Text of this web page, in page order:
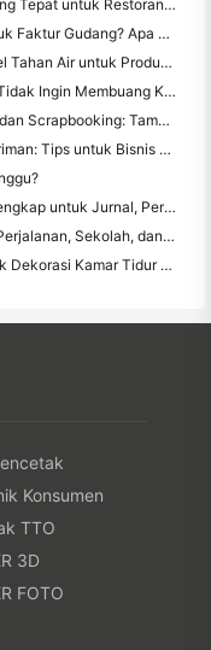
Cara Memilih Perangkat Lunak Restoran yang Tepat untuk Restoran Kecil atau Midsize Anda
Apakah Anda Butuh Printer A4 Portable untuk Faktur Gudang? Apa yang sebenarnya bekerja
Bisakah Printer Label Termal Membuat Label Tahan Air untuk Produk Bisnis Kecil?
Kamera Instan Terbaik Untuk Pemula Yang Tidak Ingin Membuang Kertas
Pembuat Label Warna Terbaik untuk Jurnal dan Scrapbooking: Tambahkan Lebih Banyak Warna ke Setiap Halaman
Tulisan Tangan vs. Percetakan Label Pengiriman: Tips untuk Bisnis Kecil di 2026
Cara Memilih Printer Foto Saku: Panduan Lengkap untuk Jurnal, Perjalanan, dan Pengguna iPhone
Printer Portable Tanpa Tinta Terbaik untuk Perjalanan, Sekolah, dan Kerja Mobile: Hanin MT620 Pro Review
Ide Tata letak Dinding Foto Mini & Tips untuk Dekorasi Kamar Tidur dan Asrama
Konsumen
TTO
3D
FOTO